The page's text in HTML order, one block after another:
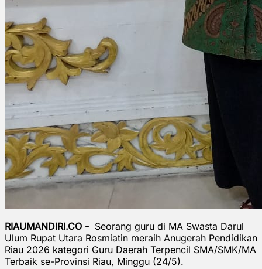
RIAUMANDIRI.CO - Seorang guru di MA Swasta Darul
Ulum Rupat Utara Rosmiatin meraih Anugerah Pendidikan
Riau 2026 kategori Guru Daerah Terpencil SMA/SMK/MA
Terbaik se-Provinsi Riau, Minggu (24/5).